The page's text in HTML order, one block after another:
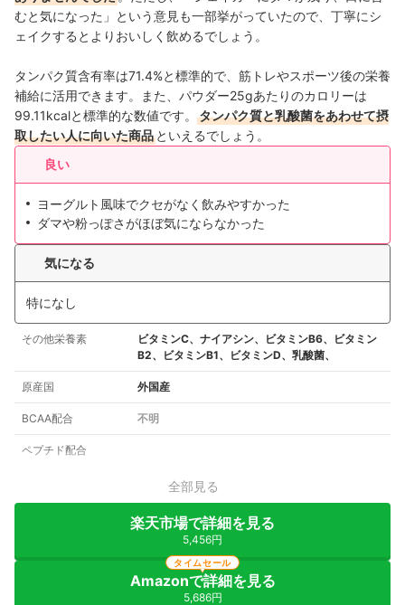
むと気になった」という意見も一部挙がっていたので、丁寧にシ
ェイクするとよりおいしく飲めるでしょう。
タンパク質含有率は71.4%と標準的で、筋トレやスポーツ後の栄養
補給に活用できます。また、パウダー25gあたりのカロリーは
99.11kcalと標準的な数値です。
タンパク質と乳酸菌をあわせて摂
取したい人に向いた商品 といえるでしょう。
良い
ヨーグルト風味でクセがなく飲みやすかった
ダマや粉っぽさがほぼ気にならなかった
気になる
特になし
その他栄養素
ビタミンC、ナイアシン、ビタミンB6、ビタミン
B2、ビタミンB1、ビタミンD、乳酸菌、
原産国 外国産
BCAA配合 不明
ペプチド配合
全部見る
楽天市場で詳細を見る
5,456円
Amazonで詳細を見る
5,686円
タイムセール